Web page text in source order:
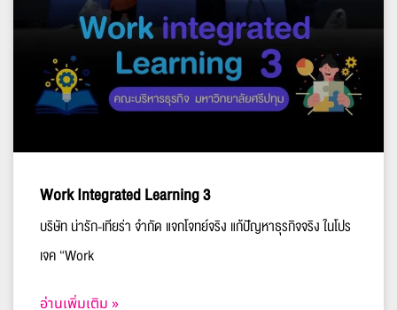
Work Integrated Learning 3
บริษัท น่ารัก-เทียร่า จำกัด แจกโจทย์จริง แก้ปัญหาธุรกิจจริง ในโปร
เจค “Work
อ่านเพิ่มเติม »